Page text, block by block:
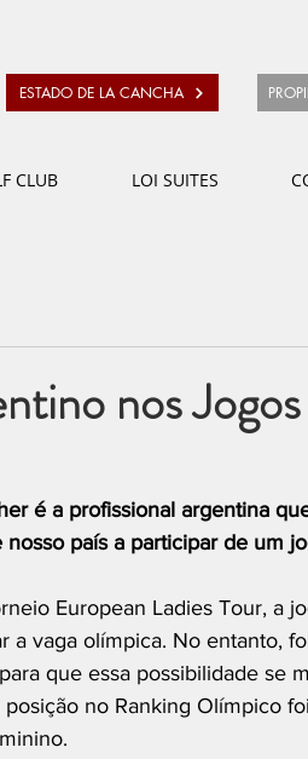
ESTADO DE LA CANCHA
CLUB LOI SUITES
nos
é a profissional argentina
país a participar de um
European Ladies Tour, a
a vaga olímpica. No entanto,
que essa possibilidade se
no Ranking Olímpico